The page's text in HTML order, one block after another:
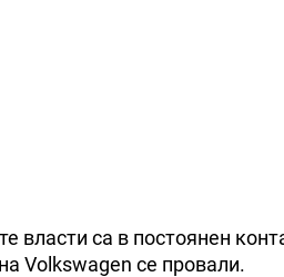
власти са в постоянен
Volkswagen се провали.